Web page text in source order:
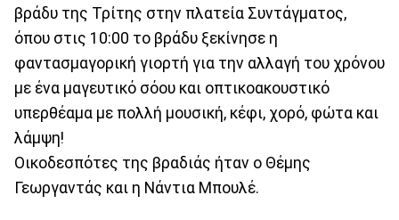
βράδυ της Τρίτης στην πλατεία Συντάγματος,
όπου στις 10:00 το βράδυ ξεκίνησε η
φαντασμαγορική γιορτή για την αλλαγή του χρόνου
με ένα μαγευτικό σόου και οπτικοακουστικό
υπερθέαμα με πολλή μουσική, κέφι, χορό, φώτα και
λάμψη!
Οικοδεσπότες της βραδιάς ήταν ο Θέμης
Γεωργαντάς και η Νάντια Μπουλέ.